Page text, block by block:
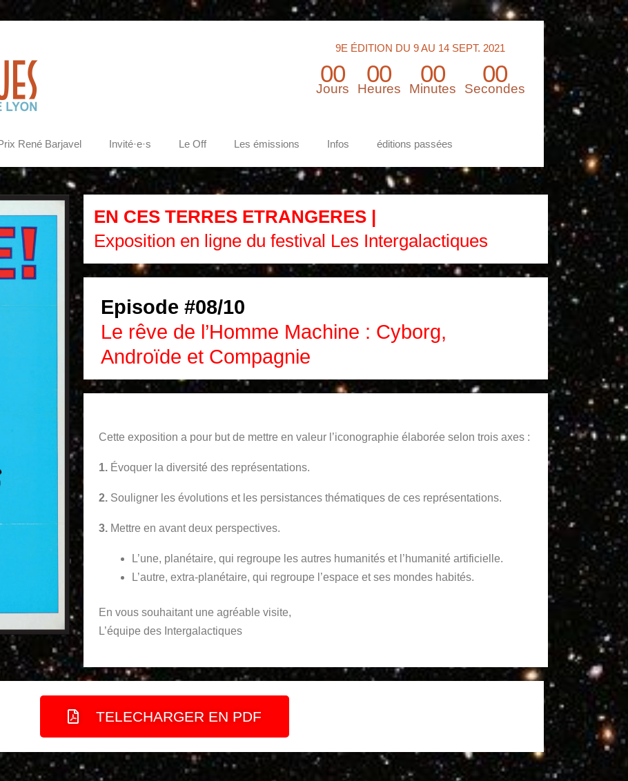
9E ÉDITION DU 9 AU 14 SEPT. 2021
00
Jours
00
Heures
00
Minutes
00
Secondes
René Barjavel Invité·e·s Le Off Les émissions Infos éditions passées
EN CES TERRES ETRANGERES |
Exposition en ligne du festival Les Intergalactiques
Episode #08/10
Le rêve de l’Homme Machine : Cyborg,
Androïde et Compagnie
Cette exposition a pour but de mettre en valeur l’iconographie élaborée selon trois axes :
1.Évoquer la diversité des représentations.
2.Souligner les évolutions et les persistances thématiques de ces représentations.
3.Mettre en avant deux perspectives.
L’une, planétaire, qui regroupe les autres humanités et l’humanité artificielle.
L’autre, extra-planétaire, qui regroupe l’espace et ses mondes habités.
En vous souhaitant une agréable visite,
L’équipe des Intergalactiques
TELECHARGER EN PDF